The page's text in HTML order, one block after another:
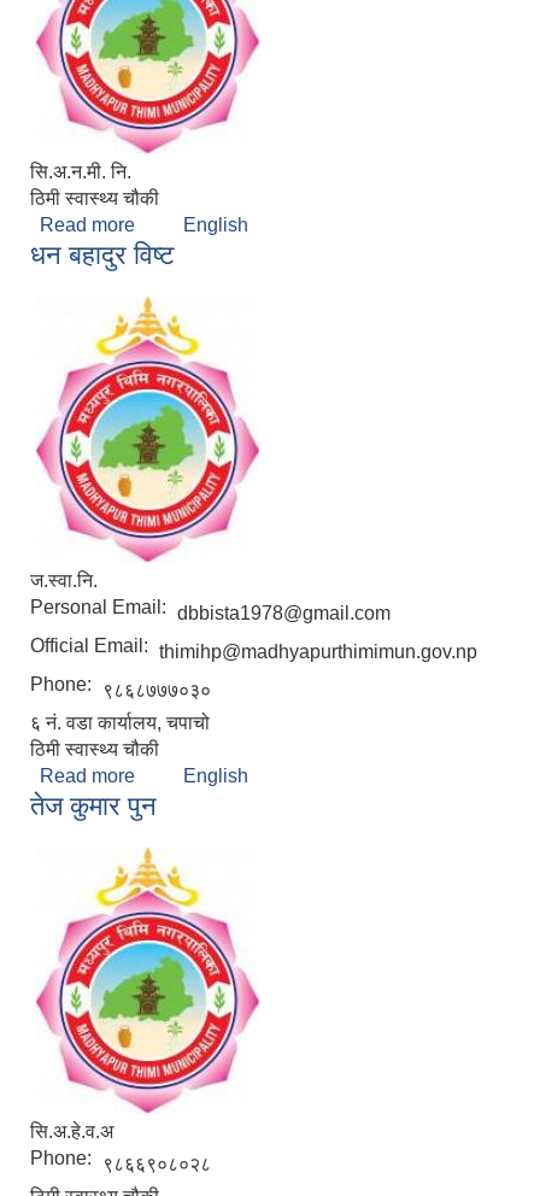
सि.अ.न.मी. नि.
ठिमी स्वास्थ्य चौकी
Read more about दुर्गा देबकोटा
English
धन बहादुर विष्ट
ज.स्वा.नि.
Personal Email: dbbista1978@gmail.com
Official Email: thimihp@madhyapurthimimun.gov.np
Phone:
९८६८७७७०३०
६ नं. वडा कार्यालय, चपाचो
ठिमी स्वास्थ्य चौकी
Read more about धन बहादुर विष्ट
English
तेज कुमार पुन
सि.अ.हे.व.अ
Phone:
९८६६९०८०२८